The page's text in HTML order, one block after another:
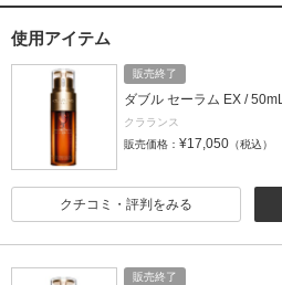
使用アイテム
販売終了
ダブル セーラム EX /
クラランス
販売価格： ¥17,050 （税込）
クチコミ・評判をみる
販売終了